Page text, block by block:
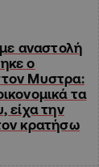
αναστολή
ο
Μυστρα:
τα
είχα την
κρατήσω